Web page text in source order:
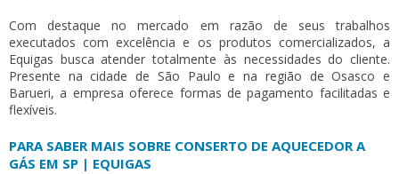
Com destaque no mercado em razão de seus trabalhos
executados com excelência e os produtos comercializados, a
Equigas busca atender totalmente às necessidades do cliente.
Presente na cidade de São Paulo e na região de Osasco e
Barueri, a empresa oferece formas de pagamento facilitadas e
flexíveis.
PARA SABER MAIS SOBRE CONSERTO DE AQUECEDOR A
GÁS EM SP | EQUIGAS